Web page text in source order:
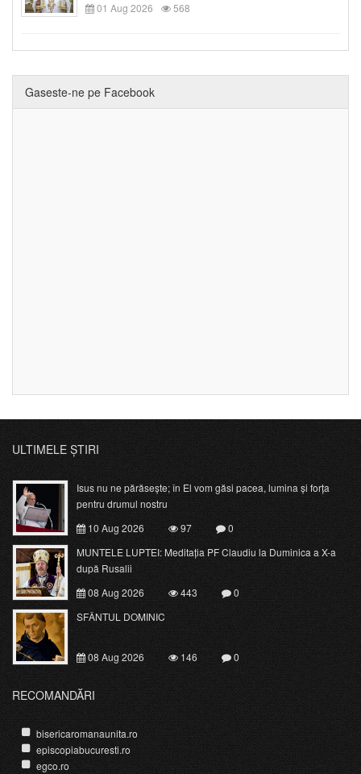
01 Aug 2026
568
Gaseste-ne pe Facebook
ULTIMELE ȘTIRI
Isus nu ne părăsește; în El vom găsi pacea, lumina și forța
pentru drumul nostru
10 Aug 2026
97
0
MUNTELE LUPTEI: Meditația PF Claudiu la Duminica a X-a
după Rusalii
08 Aug 2026
443
0
SFÂNTUL DOMINIC
08 Aug 2026 146 0
RECOMANDĂRI
bisericaromanaunita.ro
episcopiabucuresti.ro
egco.ro